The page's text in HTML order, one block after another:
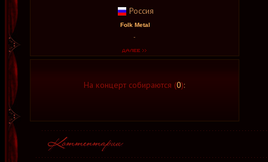
Россия
Folk Metal
-
На концерт собираются (0):